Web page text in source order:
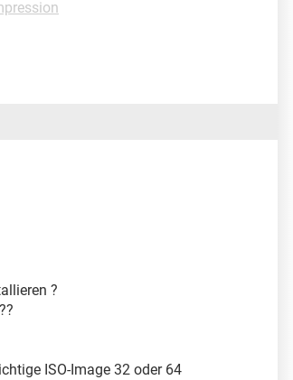
?
ISO-Image 32 oder 64